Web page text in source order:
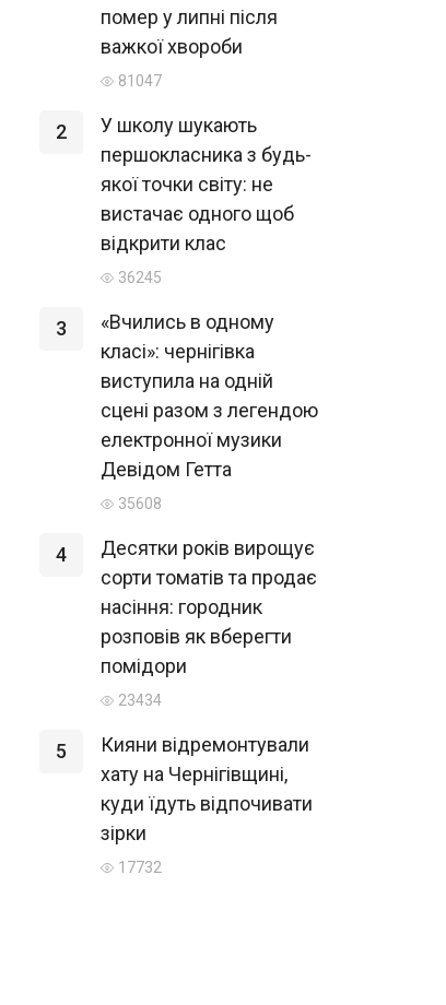
помер у липні після
важкої хвороби
81047
2
У школу шукають
першокласника з будь-
якої точки світу: не
вистачає одного щоб
відкрити клас
36245
3
«Вчились в одному
класі»: чернігівка
виступила на одній
сцені разом з легендою
електронної музики
Девідом Гетта
35608
4
Десятки років вирощує
сорти томатів та продає
насіння: городник
розповів як вберегти
помідори
23434
5
Кияни відремонтували
хату на Чернігівщині,
куди їдуть відпочивати
зірки
17732